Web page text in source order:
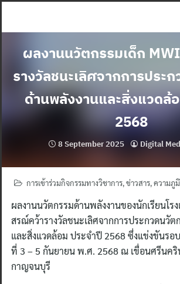
ผลงานนวัตกรรมเด็ก
รางวัลชนะเลิศจากการประ
ด้านพลังงานและสิ่งแวดล้
2568
8 September 2025 Digital
การเข้าร่วมกิจกรรมทางวิชาการ,ข่าวสาร,ความภู
ผลงานนวัตกรรมด้านพลังงานของนักเรียนโร
สรณ์คว้ารางวัลชนะเลิศจากการประกวดนวัต
และสิ่งแวดล้อม ประจำปี 2568 ซึ่งแข่งขันรอ
ที่ 3 – 5 กันยายน พ.ศ. 2568 ณ เขื่อนศรีนคริ
กาญจนบุรี